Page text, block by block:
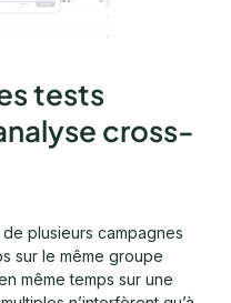
tests
cross-
plusieurs campagnes
sur le même groupe
même temps sur une